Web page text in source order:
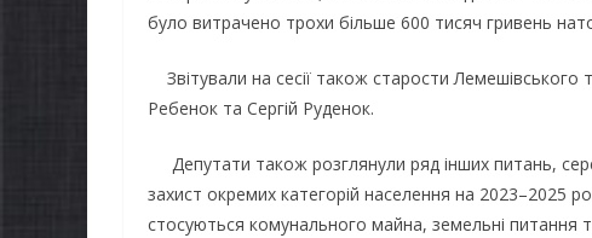
було витрачено трохи більше 600 тисяч гривень
Звітували на сесії також старости
Ребенок та Сергій Руденок.
Депутати також розглянули ряд інших питань,
захист окремих категорій населення на 2023–2025
стосуються комунального майна, земельні питання